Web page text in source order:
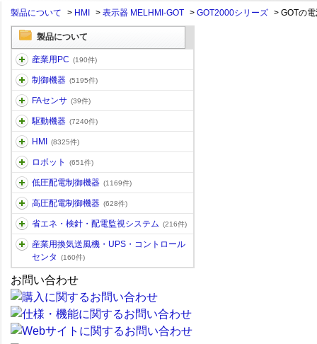
製品について > HMI > 表示器 MELHMI-GOT > GOT2000シリーズ > GOTの
製品について
産業用PC (190件)
制御機器 (5195件)
FAセンサ (39件)
駆動機器 (7240件)
HMI (8325件)
ロボット (651件)
低圧配電制御機器 (1169件)
高圧配電制御機器 (628件)
省エネ・検針・配電監視システム (216件)
産業用換気送風機・UPS・コントロール
センタ
(160件)
お問い合わせ